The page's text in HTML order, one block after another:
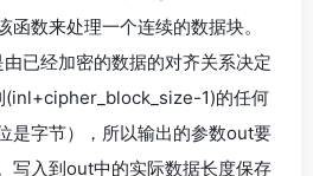
数来处理一个连续的数据块。
已经加密的数据的对齐关系决定
(inl+cipher_block_size-1)的任何
是字节），所以输出的参数out要
写入到out中的实际数据长度保存